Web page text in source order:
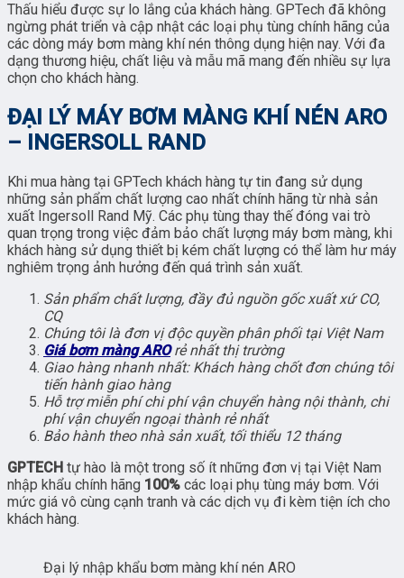
Thấu hiểu được sự lo lắng của khách hàng. GPTech đã không
ngừng phát triển và cập nhật các loại phụ tùng chính hãng của
các dòng máy bơm màng khí nén thông dụng hiện nay. Với đa
dạng thương hiệu, chất liệu và mẫu mã mang đến nhiều sự lựa
chọn cho khách hàng.
ĐẠI LÝ MÁY BƠM MÀNG KHÍ NÉN ARO
– INGERSOLL RAND
Khi mua hàng tại GPTech khách hàng tự tin đang sử dụng
những sản phẩm chất lượng cao nhất chính hãng từ nhà sản
xuất Ingersoll Rand Mỹ. Các phụ tùng thay thế đóng vai trò
quan trọng trong việc đảm bảo chất lượng máy bơm màng, khi
khách hàng sử dụng thiết bị kém chất lượng có thể làm hư máy
nghiêm trọng ảnh hưởng đến quá trình sản xuất.
Sản phẩm chất lượng, đầy đủ nguồn gốc xuất xứ CO,
CQ
Chúng tôi là đơn vị độc quyền phân phối tại Việt Nam
Giá bơm màng ARO rẻ nhất thị trường
Giao hàng nhanh nhất: Khách hàng chốt đơn chúng tôi
tiến hành giao hàng
Hỗ trợ miễn phí chi phí vận chuyển hàng nội thành, chi
phí vận chuyển ngoại thành rẻ nhất
Bảo hành theo nhà sản xuất, tối thiểu 12 tháng
GPTECH tự hào là một trong số ít những đơn vị tại Việt Nam
nhập khẩu chính hãng 100% các loại phụ tùng máy bơm. Với
mức giá vô cùng cạnh tranh và các dịch vụ đi kèm tiện ích cho
khách hàng.
Đại lý nhập khẩu bơm màng khí nén ARO